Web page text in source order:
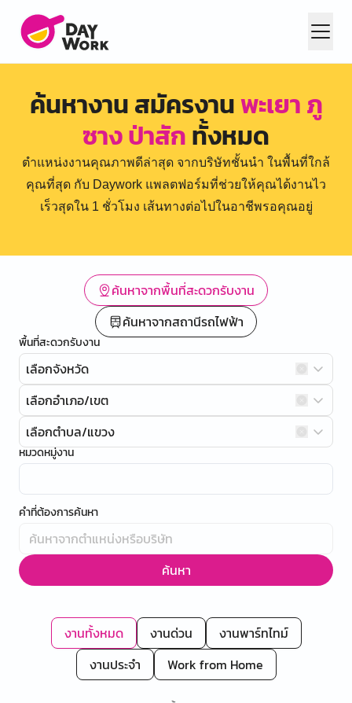
ค้นหางาน สมัครงานพะเยา ภู
ซาง ป่าสักทั้งหมด
ตำแหน่งงานคุณภาพดีล่าสุด จากบริษัทชั้นนำ ในพื้นที่ใกล้
คุณที่สุด กับ Daywork แพลตฟอร์มที่ช่วยให้คุณได้งานไว
เร็วสุดใน 1 ชั่วโมง เส้นทางต่อไปในอาชีพรอคุณอยู่
ค้นหาจากพื้นที่สะดวกรับงาน
ค้นหาจากสถานีรถไฟฟ้า
พื้นที่สะดวกรับงาน
เลือกจังหวัด
เลือกอำเภอ/เขต
เลือกตำบล/แขวง
หมวดหมู่งาน
คำที่ต้องการค้นหา
ค้นหา
งานทั้งหมด งานด่วน
งานพาร์ทไทม์
งานประจำ
Work from Home